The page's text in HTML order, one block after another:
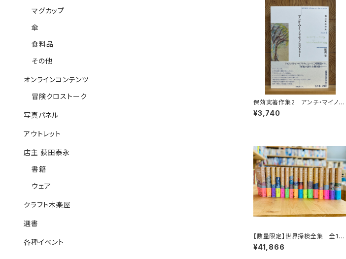
保苅実著作集2 アンチ・マイノリ
ティ・ヒストリー
¥3,740
【数量限定】世界探検全集 全16
巻＋全巻購入特典「第17巻（非売
品）」【当店限定】
¥41,866
マグカップ
傘
食料品
その他
オンラインコンテンツ
冒険クロストーク
写真パネル
アウトレット
店主 荻田泰永
書籍
ウェア
クラフト木楽屋
選書
各種イベント